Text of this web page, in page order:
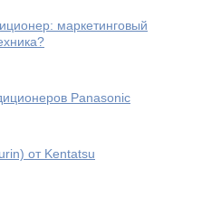
маркетинговый
Panasonic
от Kentatsu